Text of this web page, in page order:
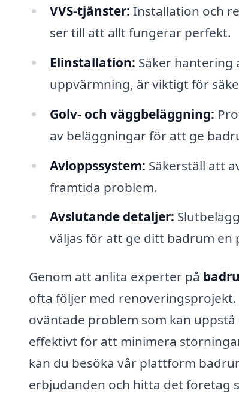
VVS-tjänster: Installation och
ser till att allt fungerar perfekt.
Elinstallation: Säker hantering
uppvärmning, är viktigt för
Golv- och väggbeläggning:
av beläggningar för att ge
Avloppssystem: Säkerställ att
framtida problem.
Avslutande detaljer:
väljas för att ge ditt badrum en
Genom att anlita experter på
ofta följer med
oväntade problem som kan
effektivt för att minimera
kan du besöka vår plattform
erbjudanden och hitta det företag